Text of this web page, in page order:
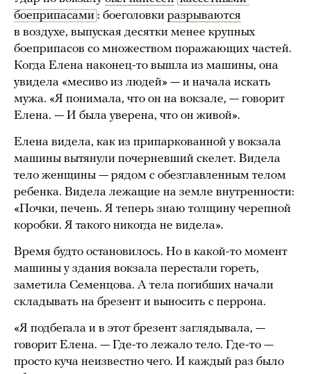
боеприпасами : боеголовки разрываются
в воздухе, выпуская десятки менее крупных
боеприпасов со множеством поражающих частей.
Когда Елена наконец-то вышла из машины, она
увидела «месиво из людей» — и начала искать
мужа. «Я понимала, что он на вокзале, — говорит
Елена. — И была уверена, что он живой».
Елена видела, как из припаркованной у вокзала
машины вытянули почерневший скелет. Видела
тело женщины — рядом с обезглавленным телом
ребенка. Видела лежащие на земле внутренности:
«Почки, печень. Я теперь знаю толщину черепной
коробки. Я такого никогда не видела».
Время будто остановилось. Но в какой-то момент
машины у здания вокзала перестали гореть,
заметила Семенцова. А тела погибших начали
складывать на брезент и выносить с перрона.
«Я подбегала и в этот брезент заглядывала, —
говорит Елена. — Где-то лежало тело. Где-то —
просто куча неизвестно чего. И каждый раз было